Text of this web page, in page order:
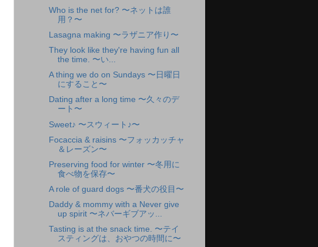
Who is the net for? 〜ネットは誰
用？〜
Lasagna making 〜ラザニア作り〜
They look like they're having fun all
the time. 〜い...
A thing we do on Sundays 〜日曜日
にすること〜
Dating after a long time 〜久々のデ
ート〜
Sweet♪ 〜スウィート♪〜
Focaccia & raisins 〜フォッカッチャ
＆レーズン〜
Preserving food for winter 〜冬用に
食べ物を保存〜
A role of guard dogs 〜番犬の役目〜
Daddy & mommy with a Never give
up spirit 〜ネバーギブアッ...
Tasting is at the snack time. 〜テイ
スティングは、おやつの時間に〜